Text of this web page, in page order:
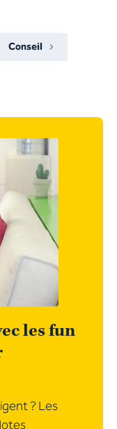
Conseil
les fun
? Les